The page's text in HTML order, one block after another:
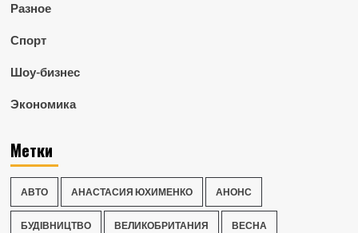
Разное
Спорт
Шоу-бизнес
Экономика
Метки
АВТО АНАСТАСИЯ ЮХИМЕНКО АНОНС
БУДІВНИЦТВО ВЕЛИКОБРИТАНИЯ ВЕСНА